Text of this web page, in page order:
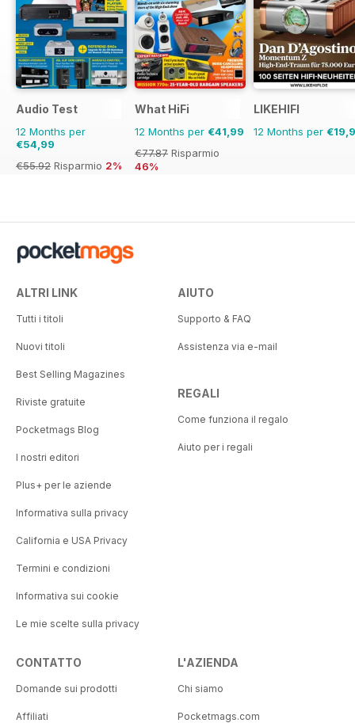
Audio Test
12 Months per
€54,99
€55.92 Risparmio 2%
What HiFi
12 Months per €41,99
€77.87 Risparmio
46%
LIKEHIFI
12 Months per
ALTRI LINK
Tutti i titoli
Nuovi titoli
Best Selling Magazines
Riviste gratuite
Pocketmags Blog
I nostri editori
Plus+ per le aziende
Informativa sulla privacy
California e USA Privacy
Termini e condizioni
Informativa sui cookie
Le mie scelte sulla privacy
AIUTO
Supporto & FAQ
Assistenza via e-mail
REGALI
Come funziona il regalo
Aiuto per i regali
CONTATTO
Domande sui prodotti
Affiliati
L'AZIENDA
Chi siamo
Pocketmags.com